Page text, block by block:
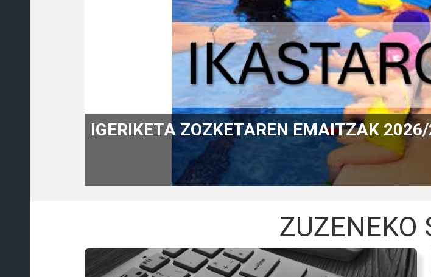
IGERIKETA IKASTAROAK 2026 / 2027.
ERREPASATZEKO ZERRENDA
ZUZENEKO